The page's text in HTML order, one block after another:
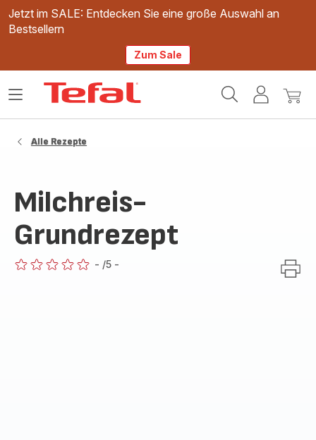
Jetzt im SALE: Entdecken Sie eine große Auswahl an
Bestsellern
Zum Sale
Mein
Mein
Das
Alle Rezepte
Milchreis-
Grundrezept
- /5 -